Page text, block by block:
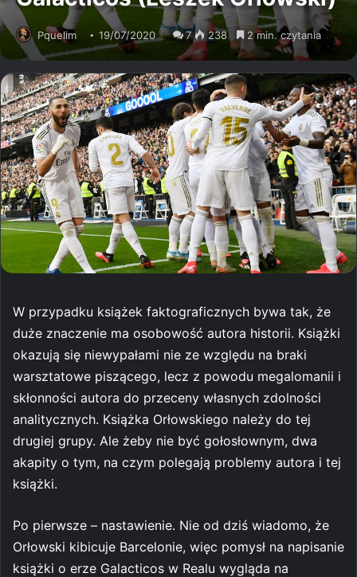
Pquelim 19/07/2020 7 238 2 min. czytania
W przypadku książek faktograficznych bywa tak, że
duże znaczenie ma osobowość autora historii. Książki
okazują się niewypałami nie ze względu na braki
warsztatowe piszącego, lecz z powodu megalomanii i
skłonności autora do przeceny własnych zdolności
analitycznych. Książka Orłowskiego należy do tej
drugiej grupy. Ale żeby nie być gołosłownym, dwa
akapity o tym, na czym polegają problemy autora i tej
książki.
Po pierwsze – nastawienie. Nie od dziś wiadomo, że
Orłowski kibicuje Barcelonie, więc pomysł na napisanie
książki o erze Galacticos w Realu wygląda na